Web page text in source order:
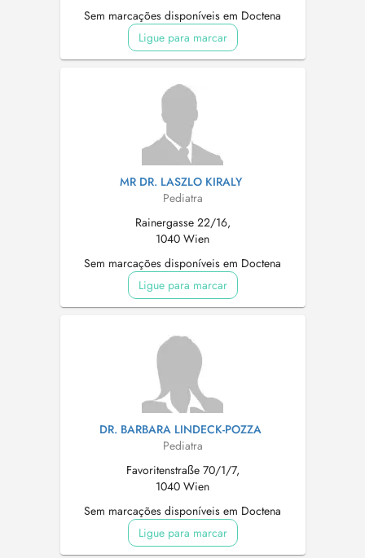
Sem marcações disponíveis em Doctena
Ligue para marcar
MR DR. LASZLO KIRALY
Pediatra
Rainergasse 22/16,
1040 Wien
Sem marcações disponíveis em Doctena
Ligue para marcar
DR. BARBARA LINDECK-POZZA
Pediatra
Favoritenstraße 70/1/7,
1040 Wien
Sem marcações disponíveis em Doctena
Ligue para marcar